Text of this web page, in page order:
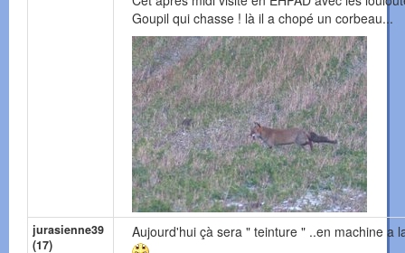
Goupil qui chasse ! là il a chopé un corbeau...
jurasienne39
(17)
Aujourd'hui çà sera " teinture " ..en machine a